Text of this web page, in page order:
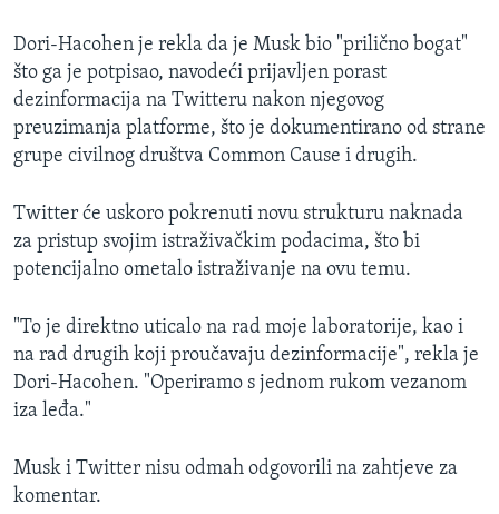
Dori-Hacohen je rekla da je Musk bio "prilično bogat"
što ga je potpisao, navodeći prijavljen porast
dezinformacija na Twitteru nakon njegovog
preuzimanja platforme, što je dokumentirano od strane
grupe civilnog društva Common Cause i drugih.
Twitter će uskoro pokrenuti novu strukturu naknada
za pristup svojim istraživačkim podacima, što bi
potencijalno ometalo istraživanje na ovu temu.
"To je direktno uticalo na rad moje laboratorije, kao i
na rad drugih koji proučavaju dezinformacije", rekla je
Dori-Hacohen. "Operiramo s jednom rukom vezanom
iza leđa."
Musk i Twitter nisu odmah odgovorili na zahtjeve za
komentar.